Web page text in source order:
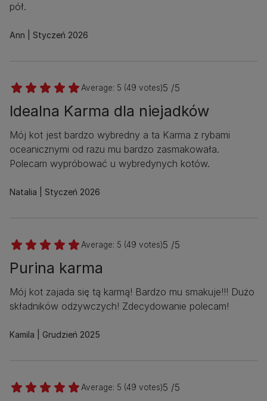
pół.
Ann Styczeń 2026
Average: 5 (49 votes)5 /5
Idealna Karma dla niejadków
Mój kot jest bardzo wybredny a ta Karma z rybami
oceanicznymi od razu mu bardzo zasmakowała.
Polecam wypróbować u wybredynych kotów.
Natalia Styczeń 2026
Average: 5 (49 votes)5 /5
Purina karma
Mój kot zajada się tą karmą! Bardzo mu smakuje!!! Dużo
składników odżywczych! Zdecydowanie polecam!
Kamila Grudzień 2025
Average: 5 (49 votes)5 /5